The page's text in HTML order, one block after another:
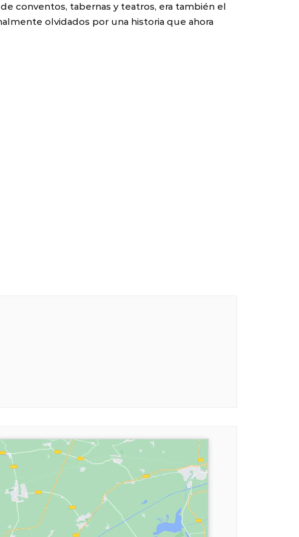
conventos, tabernas y teatros, era también el
olvidados por una historia que ahora